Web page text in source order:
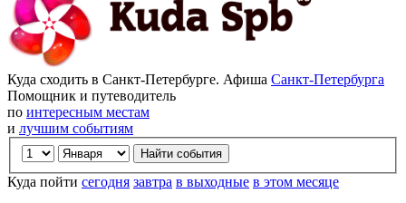
Куда сходить в Санкт-Петербурге. Афиша Санкт-Петербурга
Помощник и путеводитель
по интересным местам
и лучшим событиям
Куда пойти сегодня завтра в выходные в этом месяце